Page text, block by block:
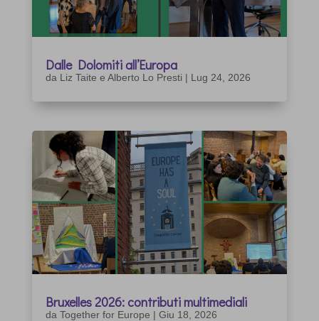
Dalle Dolomiti all’Europa
da Liz Taite e Alberto Lo Presti | Lug 24, 2026
Bruxelles 2026: contributi multimediali
da Together for Europe | Giu 18, 2026